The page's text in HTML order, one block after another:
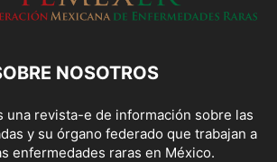
NOSOTROS
una revista-e de información sobre las
y su órgano federado que trabajan a
enfermedades raras en México.